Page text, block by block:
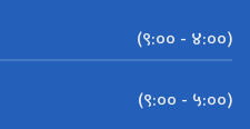
(९:०० - ४:००)
(९:०० - ५:००)